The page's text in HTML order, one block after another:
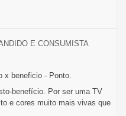
E CONSUMISTA
x beneficio - Ponto.
benefício. Por ser uma TV
e cores muito mais vivas que